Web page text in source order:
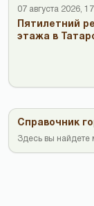
07 августа 2026,
Пятилетний
этажа в
Справочник
Здесь вы найдете